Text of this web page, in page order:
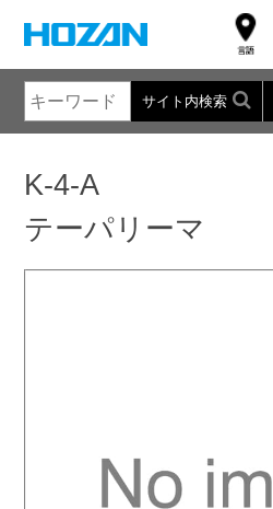
サイト内検索
K-4-A
テーパリーマ